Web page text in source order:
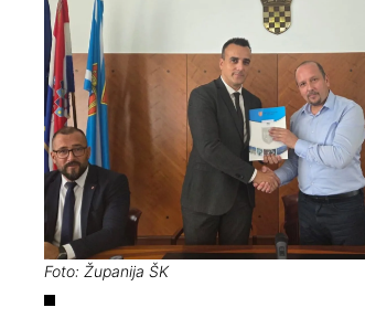
Foto: Županija ŠK